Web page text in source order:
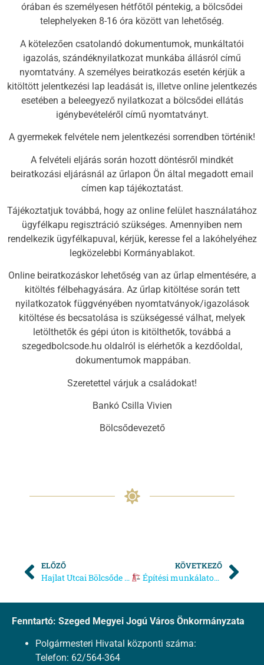
órában és személyesen hétfőtől péntekig, a bölcsődei
telephelyeken 8-16 óra között van lehetőség.
A kötelezően csatolandó dokumentumok, munkáltatói
igazolás, szándéknyilatkozat munkába állásról című
nyomtatvány. A személyes beiratkozás esetén kérjük a
kitöltött jelentkezési lap leadását is, illetve online jelentkezés
esetében a beleegyező nyilatkozat a bölcsődei ellátás
igénybevételéről című nyomtatványt.
A gyermekek felvétele nem jelentkezési sorrendben történik!
A felvételi eljárás során hozott döntésről mindkét
beiratkozási eljárásnál az űrlapon Ön által megadott email
címen kap tájékoztatást.
Tájékoztatjuk továbbá, hogy az online felület használatához
ügyfélkapu regisztráció szükséges. Amennyiben nem
rendelkezik ügyfélkapuval, kérjük, keresse fel a lakóhelyéhez
legközelebbi Kormányablakot.
Online beiratkozáskor lehetőség van az űrlap elmentésére, a
kitöltés félbehagyására. Az űrlap kitöltése során tett
nyilatkozatok függvényében nyomtatványok/igazolások
kitöltése és becsatolása is szükségessé válhat, melyek
letölthetők és gépi úton is kitölthetők, továbbá a
szegedbolcsode.hu oldalról is elérhetők a kezdőoldal,
dokumentumok mappában.
Szeretettel várjuk a családokat!
Bankó Csilla Vivien
Bölcsődevezető
ELŐZŐ
Hajlat Utcai Bölcsőde – Beiratkozás
KÖVETKEZŐ
Építési munkálatok és bejárati rend_Szentmihályi Bölcsőde
Fenntartó: Szeged Megyei Jogú Város Önkormányzata
Polgármesteri Hivatal központi száma:
Telefon: 62/564-364